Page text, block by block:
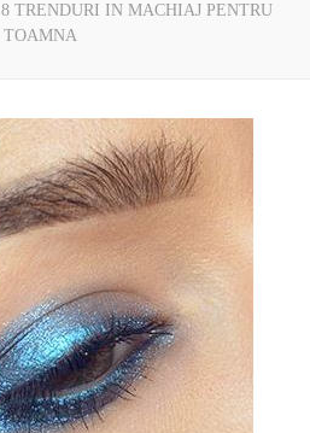
8 TRENDURI IN MACHIAJ PENTRU
TOAMNA